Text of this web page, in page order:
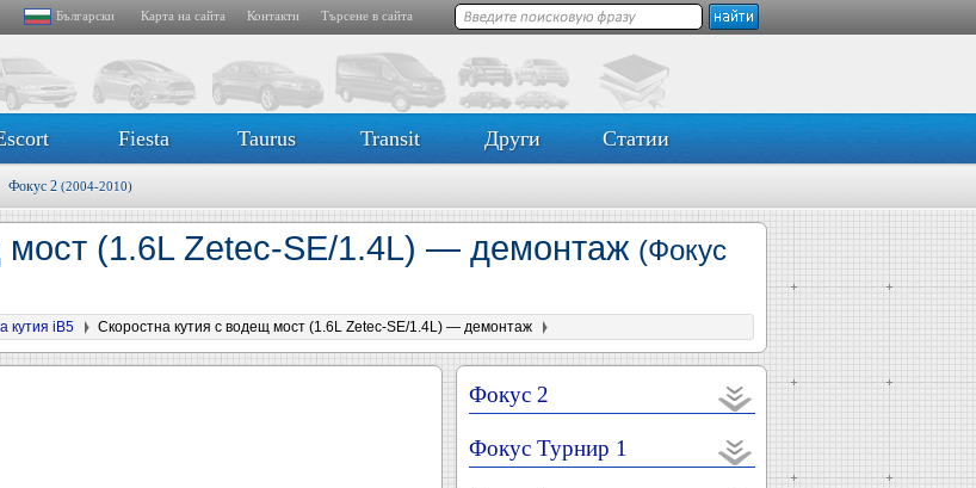
Български Карта на сайта Контакти Търсене в сайта
Fiesta Taurus Transit Други Статии
Фокус 2 (2004-2010)
мост (1.6L Zetec-SE/1.4L) — демонтаж (Фокус
кутия iB5 Скоростна кутия с водещ мост (1.6L Zetec-SE/1.4L) — демонтаж
Фокус 2
Фокус Турнир 1